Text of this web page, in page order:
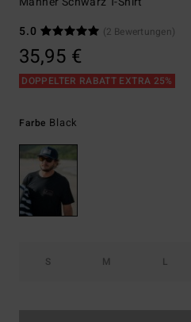
5.0
(2 Bewertungen)
35,95 €
DOPPELTER RABATT EXTRA 25%
Farbe Black
S M L